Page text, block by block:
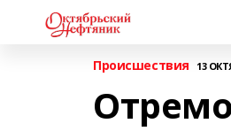
Происшествия 13